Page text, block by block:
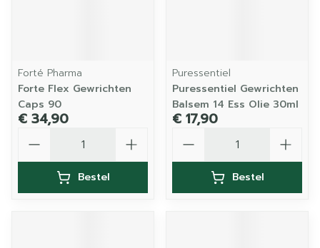
Forté Pharma
Forte Flex Gewrichten
Caps 90
€ 34,90
Bestel
Puressentiel
Puressentiel Gewrichten
Balsem 14 Ess Olie 30ml
€ 17,90
Bestel